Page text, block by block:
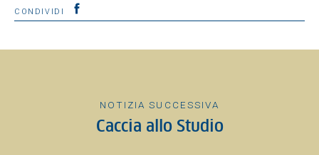
CONDIVIDI
NOTIZIA SUCCESSIVA
Caccia allo Studio